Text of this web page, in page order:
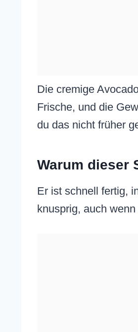
Die cremige
Frische, und die
du das nicht früher
Warum dieser
Er ist schnell fertig,
knusprig, auch